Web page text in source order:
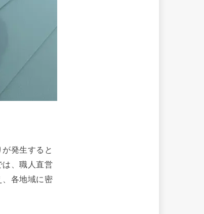
発生すると
、職人直営
、各地域に密